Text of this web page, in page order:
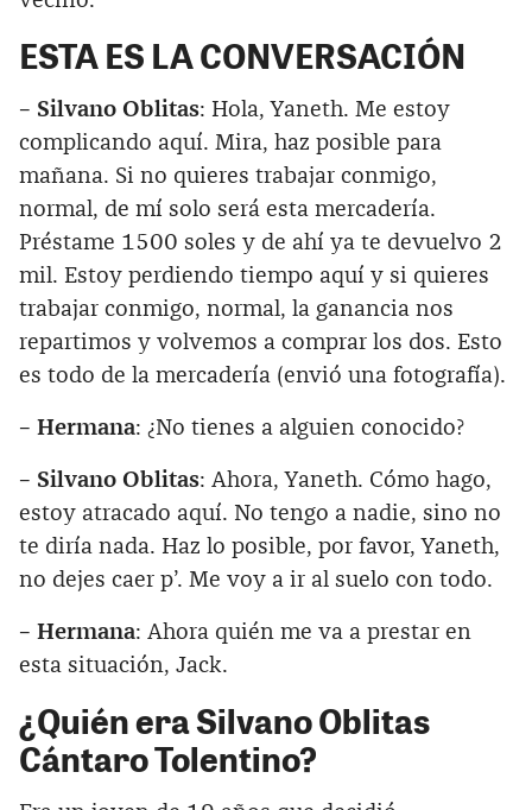
ESTA ES LA CONVERSACIÓN
– Silvano Oblitas: Hola, Yaneth. Me estoy
complicando aquí. Mira, haz posible para
mañana. Si no quieres trabajar conmigo,
normal, de mí solo será esta mercadería.
Préstame 1500 soles y de ahí ya te devuelvo 2
mil. Estoy perdiendo tiempo aquí y si quieres
trabajar conmigo, normal, la ganancia nos
repartimos y volvemos a comprar los dos. Esto
es todo de la mercadería (envió una fotografía).
– Hermana: ¿No tienes a alguien conocido?
– Silvano Oblitas: Ahora, Yaneth. Cómo hago,
estoy atracado aquí. No tengo a nadie, sino no
te diría nada. Haz lo posible, por favor, Yaneth,
no dejes caer p’. Me voy a ir al suelo con todo.
– Hermana: Ahora quién me va a prestar en
esta situación, Jack.
¿Quién era Silvano Oblitas
Cántaro Tolentino?